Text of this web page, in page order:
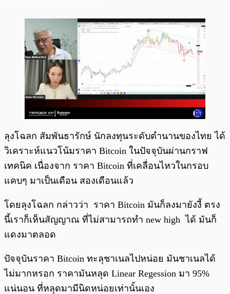
ลุงโฉลก สัมพันธารักษ์ นักลงทุนระดับตำนานของไทย ได้
วิเคราะห์แนวโน้มราคา Bitcoin ในปัจจุบันผ่านกราฟ
เทคนิค เนื่องจาก ราคา Bitcoin ที่เคลื่อนไหวในกรอบ
แคบๆ มาเป็นเดือน สองเดือนแล้ว
โดยลุงโฉลก กล่าวว่า ราคา Bitcoin มันก็ลงมายังงี้ ตรง
นี้เราก็เห็นสัญญาณ ที่ไม่สามารถทำ new high ได้ มันก็
แดงมาตลอด
ปัจจุบันราคา Bitcoin ทะลุชาเนลไปหน่อย มันชาเนลได้
ไม่มากหรอก ราคามันหลุด Linear Regession มา 95%
แน่นอน ที่หลุดมามีนิดหน่อยเท่านั้นเอง